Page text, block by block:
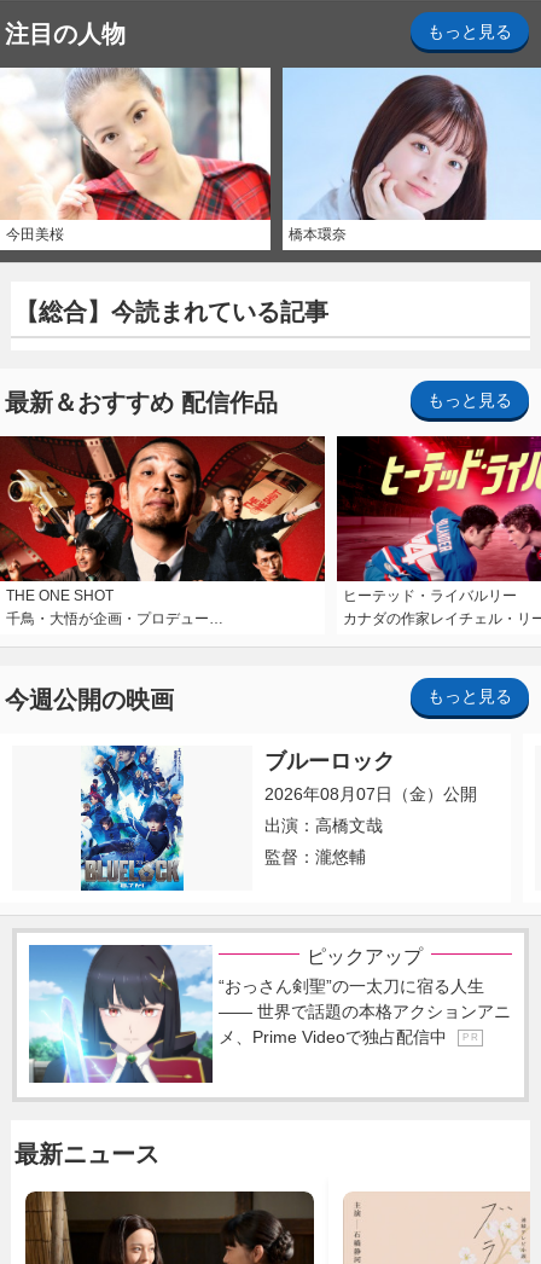
注目の人物 もっと見る
今田美桜 橋本環奈
【総合】今読まれている記事
最新＆おすすめ 配信作品 もっと見る
THE ONE SHOT
千鳥・大悟が企画・プロデュー…
ヒーテッド・ライバルリー
カナダの作家レイチェル・リ
今週公開の映画 もっと見る
ブルーロック
2026年08月07日（金）公開
出演：高橋文哉
監督：瀧悠輔
ピックアップ
“おっさん剣聖”の一太刀に宿る人生
―― 世界で話題の本格アクションアニ
メ、Prime Videoで独占配信中
P R
最新ニュース